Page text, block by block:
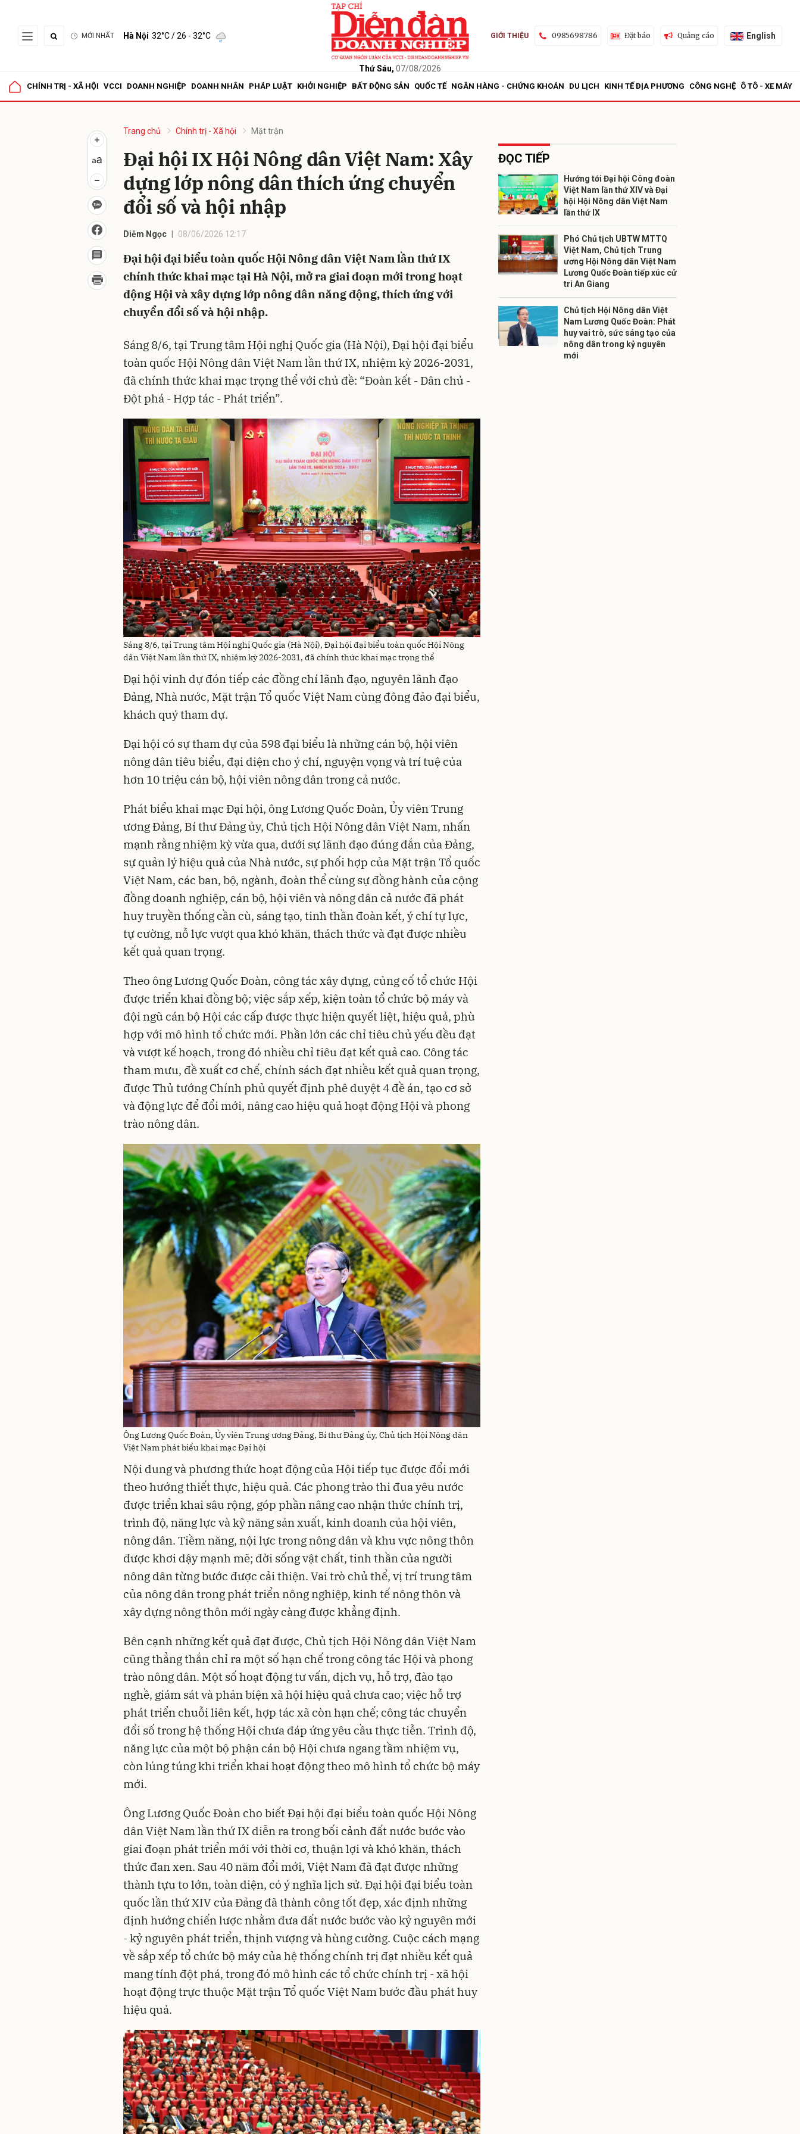
MỚI NHẤT Hà Nội 32°C/ 26 - 32°C
Thứ Sáu, 07/08/2026
GIỚI THIỆU 0985698786 Đặt báo Quảng cáo English
CHÍNH TRỊ - XÃ HỘI VCCI DOANH NGHIỆP DOANH NHÂN PHÁP LUẬT KHỞI NGHIỆP BẤT ĐỘNG SẢN QUỐC TẾ NGÂN HÀNG - CHỨNG KHOÁN DU LỊCH KINH TẾ ĐỊA PHƯƠNG CÔNG NGHỆ Ô TÔ - XE MÁY
Trang chủ Chính trị - Xã hội Mặt trận
Đại hội IX Hội Nông dân Việt Nam: Xây
dựng lớp nông dân thích ứng chuyển
đổi số và hội nhập
Diễm Ngọc 08/06/2026 12:17
Đại hội đại biểu toàn quốc Hội Nông dân Việt Nam lần thứ IX
chính thức khai mạc tại Hà Nội, mở ra giai đoạn mới trong hoạt
động Hội và xây dựng lớp nông dân năng động, thích ứng với
chuyển đổi số và hội nhập.
Sáng 8/6, tại Trung tâm Hội nghị Quốc gia (Hà Nội), Đại hội đại biểu
toàn quốc Hội Nông dân Việt Nam lần thứ IX, nhiệm kỳ 2026-2031,
đã chính thức khai mạc trọng thể với chủ đề: “Đoàn kết - Dân chủ -
Đột phá - Hợp tác - Phát triển”.
Sáng 8/6, tại Trung tâm Hội nghị Quốc gia (Hà Nội), Đại hội đại biểu toàn quốc Hội Nông
dân Việt Nam lần thứ IX, nhiệm kỳ 2026-2031, đã chính thức khai mạc trọng thể
Đại hội vinh dự đón tiếp các đồng chí lãnh đạo, nguyên lãnh đạo
Đảng, Nhà nước, Mặt trận Tổ quốc Việt Nam cùng đông đảo đại biểu,
khách quý tham dự.
Đại hội có sự tham dự của 598 đại biểu là những cán bộ, hội viên
nông dân tiêu biểu, đại diện cho ý chí, nguyện vọng và trí tuệ của
hơn 10 triệu cán bộ, hội viên nông dân trong cả nước.
Phát biểu khai mạc Đại hội, ông Lương Quốc Đoàn, Ủy viên Trung
ương Đảng, Bí thư Đảng ủy, Chủ tịch Hội Nông dân Việt Nam, nhấn
mạnh rằng nhiệm kỳ vừa qua, dưới sự lãnh đạo đúng đắn của Đảng,
sự quản lý hiệu quả của Nhà nước, sự phối hợp của Mặt trận Tổ quốc
Việt Nam, các ban, bộ, ngành, đoàn thể cùng sự đồng hành của cộng
đồng doanh nghiệp, cán bộ, hội viên và nông dân cả nước đã phát
huy truyền thống cần cù, sáng tạo, tinh thần đoàn kết, ý chí tự lực,
tự cường, nỗ lực vượt qua khó khăn, thách thức và đạt được nhiều
kết quả quan trọng.
Theo ông Lương Quốc Đoàn, công tác xây dựng, củng cố tổ chức Hội
được triển khai đồng bộ; việc sắp xếp, kiện toàn tổ chức bộ máy và
đội ngũ cán bộ Hội các cấp được thực hiện quyết liệt, hiệu quả, phù
hợp với mô hình tổ chức mới. Phần lớn các chỉ tiêu chủ yếu đều đạt
và vượt kế hoạch, trong đó nhiều chỉ tiêu đạt kết quả cao. Công tác
tham mưu, đề xuất cơ chế, chính sách đạt nhiều kết quả quan trọng,
được Thủ tướng Chính phủ quyết định phê duyệt 4 đề án, tạo cơ sở
và động lực để đổi mới, nâng cao hiệu quả hoạt động Hội và phong
trào nông dân.
Ông Lương Quốc Đoàn, Ủy viên Trung ương Đảng, Bí thư Đảng ủy, Chủ tịch Hội Nông dân
Việt Nam phát biểu khai mạc Đại hội
Nội dung và phương thức hoạt động của Hội tiếp tục được đổi mới
theo hướng thiết thực, hiệu quả. Các phong trào thi đua yêu nước
được triển khai sâu rộng, góp phần nâng cao nhận thức chính trị,
trình độ, năng lực và kỹ năng sản xuất, kinh doanh của hội viên,
nông dân. Tiềm năng, nội lực trong nông dân và khu vực nông thôn
được khơi dậy mạnh mẽ; đời sống vật chất, tinh thần của người
nông dân từng bước được cải thiện. Vai trò chủ thể, vị trí trung tâm
của nông dân trong phát triển nông nghiệp, kinh tế nông thôn và
xây dựng nông thôn mới ngày càng được khẳng định.
Bên cạnh những kết quả đạt được, Chủ tịch Hội Nông dân Việt Nam
cũng thẳng thắn chỉ ra một số hạn chế trong công tác Hội và phong
trào nông dân. Một số hoạt động tư vấn, dịch vụ, hỗ trợ, đào tạo
nghề, giám sát và phản biện xã hội hiệu quả chưa cao; việc hỗ trợ
phát triển chuỗi liên kết, hợp tác xã còn hạn chế; công tác chuyển
đổi số trong hệ thống Hội chưa đáp ứng yêu cầu thực tiễn. Trình độ,
năng lực của một bộ phận cán bộ Hội chưa ngang tầm nhiệm vụ,
còn lúng túng khi triển khai hoạt động theo mô hình tổ chức bộ máy
mới.
Ông Lương Quốc Đoàn cho biết Đại hội đại biểu toàn quốc Hội Nông
dân Việt Nam lần thứ IX diễn ra trong bối cảnh đất nước bước vào
giai đoạn phát triển mới với thời cơ, thuận lợi và khó khăn, thách
thức đan xen. Sau 40 năm đổi mới, Việt Nam đã đạt được những
thành tựu to lớn, toàn diện, có ý nghĩa lịch sử. Đại hội đại biểu toàn
quốc lần thứ XIV của Đảng đã thành công tốt đẹp, xác định những
định hướng chiến lược nhằm đưa đất nước bước vào kỷ nguyên mới
- kỷ nguyên phát triển, thịnh vượng và hùng cường. Cuộc cách mạng
về sắp xếp tổ chức bộ máy của hệ thống chính trị đạt nhiều kết quả
mang tính đột phá, trong đó mô hình các tổ chức chính trị - xã hội
hoạt động trực thuộc Mặt trận Tổ quốc Việt Nam bước đầu phát huy
hiệu quả.
ĐỌC TIẾP
Hướng tới Đại hội Công đoàn
Việt Nam lần thứ XIV và Đại
hội Hội Nông dân Việt Nam
lần thứ IX
Phó Chủ tịch UBTW MTTQ
Việt Nam, Chủ tịch Trung
ương Hội Nông dân Việt Nam
Lương Quốc Đoàn tiếp xúc cử
tri An Giang
Chủ tịch Hội Nông dân Việt
Nam Lương Quốc Đoàn: Phát
huy vai trò, sức sáng tạo của
nông dân trong kỷ nguyên
mới
Gửi